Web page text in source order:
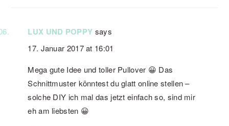
LUX UND POPPY says
17. Januar 2017 at 16:01
Mega gute Idee und toller Pullover 😀 Das
Schnittmuster könntest du glatt online stellen –
solche DIY ich mal das jetzt einfach so, sind mir
eh am liebsten 😀